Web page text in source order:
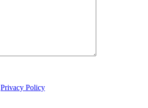
Privacy Policy